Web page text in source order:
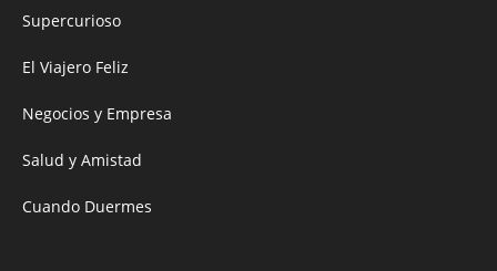
Supercurioso
El Viajero Feliz
Negocios y Empresa
Salud y Amistad
Cuando Duermes